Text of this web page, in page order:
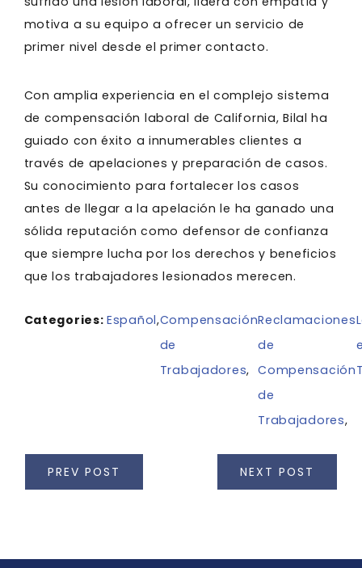
motiva a su equipo a ofrecer un servicio de
primer nivel desde el primer contacto.
Con amplia experiencia en el complejo sistema
de compensación laboral de California, Bilal ha
guiado con éxito a innumerables clientes a
través de apelaciones y preparación de casos.
Su conocimiento para fortalecer los casos
antes de llegar a la apelación le ha ganado una
sólida reputación como defensor de confianza
que siempre lucha por los derechos y beneficios
que los trabajadores lesionados merecen.
Categories:Español,Compensación
de
Trabajadores,
Reclamaciones
de
Compensación
de
Trabajadores,
PREV POST NEXT POST